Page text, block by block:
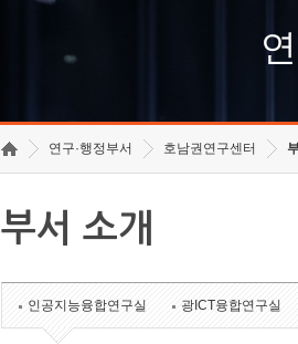
고
수
연구·행정부서 호남권연구센터
부서 소개
인공지능융합연구실 광ICT융합연구실